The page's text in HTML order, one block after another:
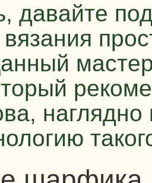
давайте
вязания